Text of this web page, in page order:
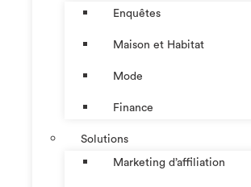
Enquêtes
Maison et Habitat
Mode
Finance
Solutions
Marketing d’affiliation